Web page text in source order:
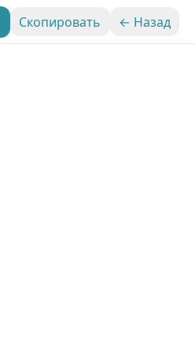
Скопировать ← Назад